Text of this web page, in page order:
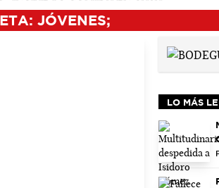
JÓVENES;
LO MÁS